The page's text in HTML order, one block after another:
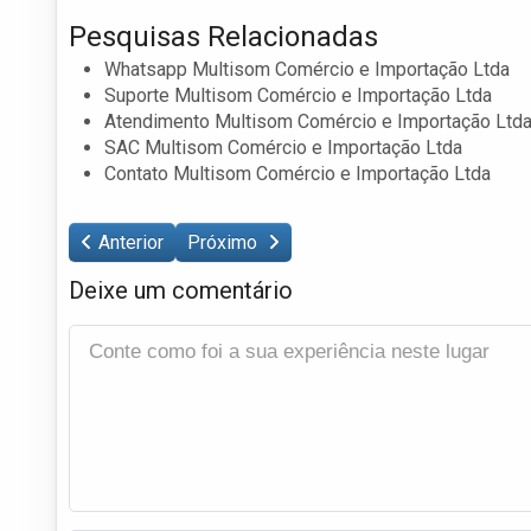
Pesquisas Relacionadas
Whatsapp Multisom Comércio e Importação Ltda
Suporte Multisom Comércio e Importação Ltda
Atendimento Multisom Comércio e Importação Ltda
SAC Multisom Comércio e Importação Ltda
Contato Multisom Comércio e Importação Ltda
Anterior Próximo
Deixe um comentário